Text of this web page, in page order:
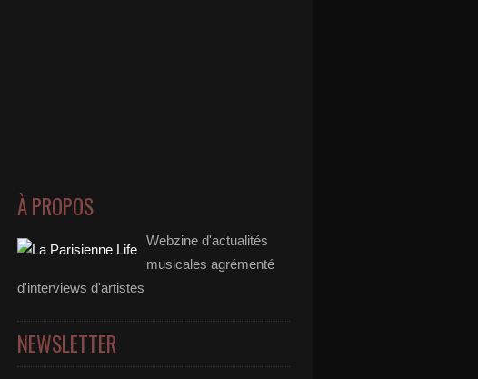
À PROPOS
Webzine d'actualités
musicales agrémenté
d'interviews d'artistes
NEWSLETTER